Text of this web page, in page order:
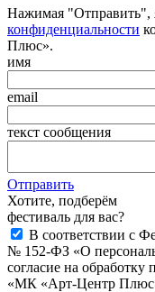
Нажимая "Отправить",
конфиденциальности
Плюс».
имя
email
текст сообщения
Отправить
Хотите, подберём
фестиваль для вас?
В соответствии с
№ 152-ФЗ «О
согласие на
«МК «Арт-Центр